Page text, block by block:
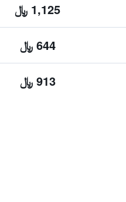
1,125 ﷼
644 ﷼
913 ﷼